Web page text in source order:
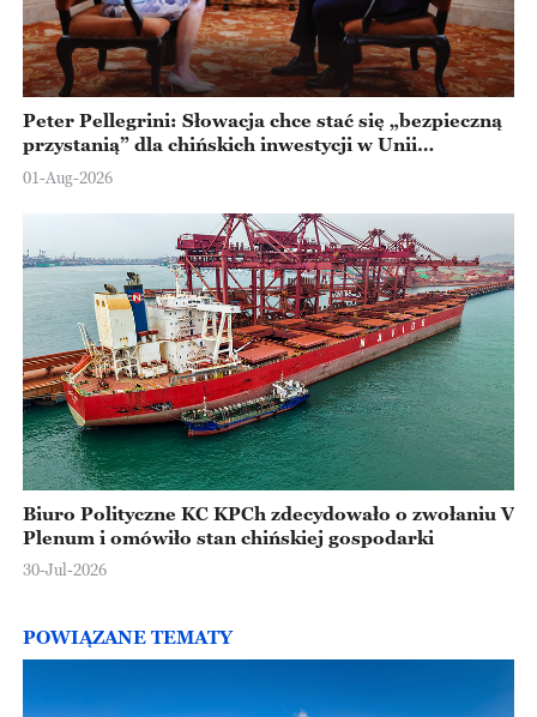
Peter Pellegrini: Słowacja chce stać się „bezpieczną
przystanią” dla chińskich inwestycji w Unii
Europejskiej
01-Aug-2026
Biuro Polityczne KC KPCh zdecydowało o zwołaniu V
Plenum i omówiło stan chińskiej gospodarki
30-Jul-2026
POWIĄZANE TEMATY